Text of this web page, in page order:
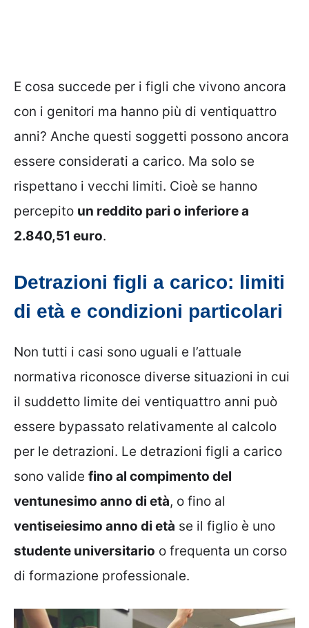
E cosa succede per i figli che vivono ancora
con i genitori ma hanno più di ventiquattro
anni? Anche questi soggetti possono ancora
essere considerati a carico. Ma solo se
rispettano i vecchi limiti. Cioè se hanno
percepito un reddito pari o inferiore a
2.840,51 euro.
Detrazioni figli a carico: limiti
di età e condizioni particolari
Non tutti i casi sono uguali e l’attuale
normativa riconosce diverse situazioni in cui
il suddetto limite dei ventiquattro anni può
essere bypassato relativamente al calcolo
per le detrazioni. Le detrazioni figli a carico
sono valide fino al compimento del
ventunesimo anno di età, o fino al
ventiseiesimo anno di età se il figlio è uno
studente universitario o frequenta un corso
di formazione professionale.